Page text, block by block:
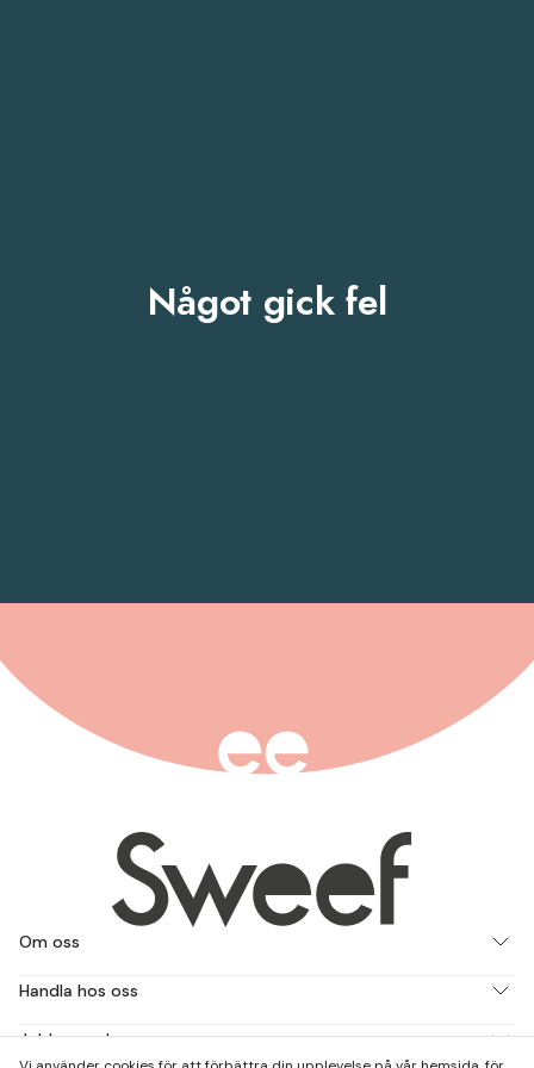
Något gick fel
Om oss
Handla hos oss
Jobba med oss